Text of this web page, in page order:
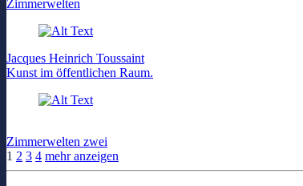
Zimmerwelten
Jacques Heinrich Toussaint
Kunst im öffentlichen Raum.
Zimmerwelten zwei
1 2 3 4 mehr anzeigen